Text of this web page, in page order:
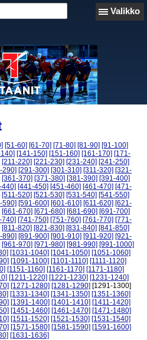
Valikko
[51-60] [61-70] [71-80] [81-90] [91-100]
[141-150] [151-160] [161-170] [171-
[211-220] [221-230] [231-240] [241-250]
290] [291-300] [301-310] [311-320] [321-
[361-370] [371-380] [381-390] [391-400]
440] [441-450] [451-460] [461-470] [471-
[511-520] [521-530] [531-540] [541-550]
590] [591-600] [601-610] [611-620] [621-
[661-670] [671-680] [681-690] [691-700]
740] [741-750] [751-760] [761-770] [771-
[811-820] [821-830] [831-840] [841-850]
890] [891-900] [901-910] [911-920] [921-
[961-970] [971-980] [981-990] [991-1000]
[1031-1040] [1041-1050] [1051-1060]
[1091-1100] [1101-1110] [1111-1120]
[1151-1160] [1161-1170] [1171-1180]
[1211-1220] [1221-1230] [1231-1240]
[1271-1280] [1281-1290] [1291-1300]
[1331-1340] [1341-1350] [1351-1360]
[1391-1400] [1401-1410] [1411-1420]
[1451-1460] [1461-1470] [1471-1480]
[1511-1520] [1521-1530] [1531-1540]
[1571-1580] [1581-1590] [1591-1600]
[1631-1636]